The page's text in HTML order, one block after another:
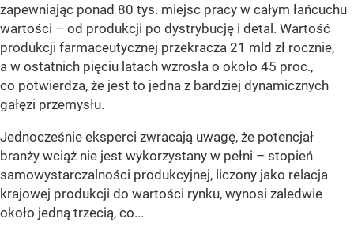
zapewniając ponad 80 tys. miejsc pracy w całym łańcuchu
wartości – od produkcji po dystrybucję i detal. Wartość
produkcji farmaceutycznej przekracza 21 mld zł rocznie,
a w ostatnich pięciu latach wzrosła o około 45 proc.,
co potwierdza, że jest to jedna z bardziej dynamicznych
gałęzi przemysłu.
Jednocześnie eksperci zwracają uwagę, że potencjał
branży wciąż nie jest wykorzystany w pełni – stopień
samowystarczalności produkcyjnej, liczony jako relacja
krajowej produkcji do wartości rynku, wynosi zaledwie
około jedną trzecią, co...